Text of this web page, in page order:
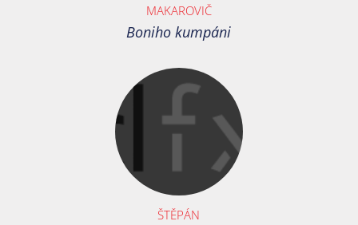
MAKAROVIČ
Boniho kumpáni
ŠTĚPÁN